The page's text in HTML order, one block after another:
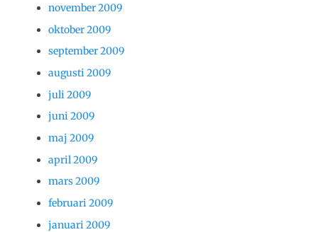
november 2009
oktober 2009
september 2009
augusti 2009
juli 2009
juni 2009
maj 2009
april 2009
mars 2009
februari 2009
januari 2009